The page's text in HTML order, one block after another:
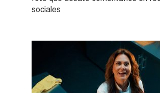
sociales